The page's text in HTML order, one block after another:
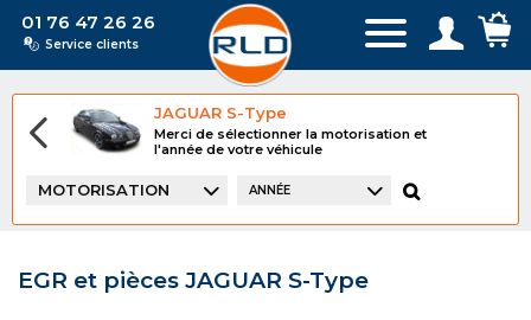
01 76 47 26 26
Service clients
JAGUAR S-Type
Merci de sélectionner la motorisation et
l'année de votre véhicule
MOTORISATION ANNÉE
EGR et pièces JAGUAR S-Type